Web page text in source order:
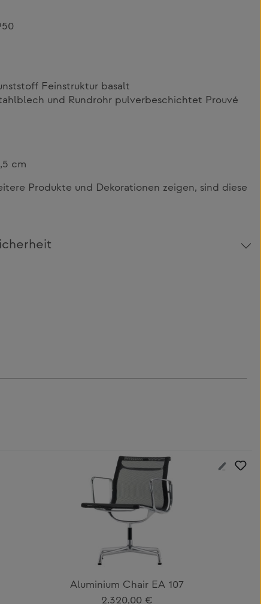
Feinstruktur basalt
und Rundrohr pulverbeschichtet Prouvé
cm
Produkte und Dekorationen zeigen, sind diese
Aluminium Chair EA 107
Regulärer Preis:
2.320,00 €